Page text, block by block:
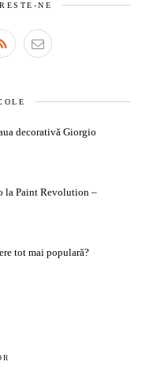
NE
decorativă Giorgio
la Paint Revolution –
tot mai populară?